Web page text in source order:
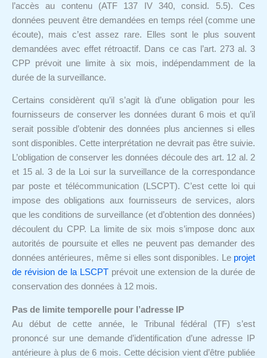
l’accès au contenu (ATF 137 IV 340, consid. 5.5). Ces
données peuvent être demandées en temps réel (comme une
écoute), mais c’est assez rare. Elles sont le plus souvent
demandées avec effet rétroactif. Dans ce cas l’art. 273 al. 3
CPP prévoit une limite à six mois, indépendamment de la
durée de la surveillance.
Certains considèrent qu’il s’agit là d’une obligation pour les
fournisseurs de conserver les données durant 6 mois et qu’il
serait possible d’obtenir des données plus anciennes si elles
sont disponibles. Cette interprétation ne devrait pas être suivie.
L’obligation de conserver les données découle des art. 12 al. 2
et 15 al. 3 de la Loi sur la surveillance de la correspondance
par poste et télécommunication (LSCPT). C’est cette loi qui
impose des obligations aux fournisseurs de services, alors
que les conditions de surveillance (et d’obtention des données)
découlent du CPP. La limite de six mois s’impose donc aux
autorités de poursuite et elles ne peuvent pas demander des
données antérieures, même si elles sont disponibles. Le projet
de révision de la LSCPT prévoit une extension de la durée de
conservation des données à 12 mois.
Pas de limite temporelle pour l’adresse IP
Au début de cette année, le Tribunal fédéral (TF) s’est
prononcé sur une demande d’identification d’une adresse IP
antérieure à plus de 6 mois. Cette décision vient d’être publiée